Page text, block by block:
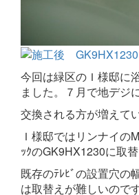
今回は緑区のＩ様邸に
ました。７月で地デジ
交換される方が増えて
Ｉ様邸ではリンナイの
ｯｸのGK9HX1230に取替
既存のﾃﾚﾋﾞの設置穴の
は取替えが難しいのです